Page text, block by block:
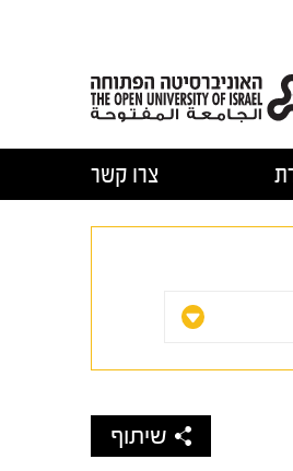
צרו קשר
שיתוף